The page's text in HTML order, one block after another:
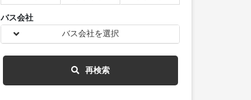
バス会社
バス会社を選択
再検索